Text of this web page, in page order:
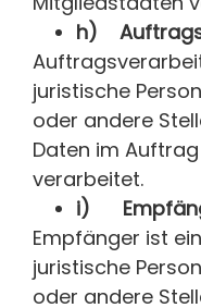
h)
juristische
oder andere
Daten im
verarbeitet.
i)
Empfänger ist
juristische
oder andere